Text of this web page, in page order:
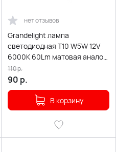
нет отзывов
Grandelight лампа
светодиодная T10 W5W 12V
6000K 60Lm матовая аналог
90 р.
110р.
В корзину